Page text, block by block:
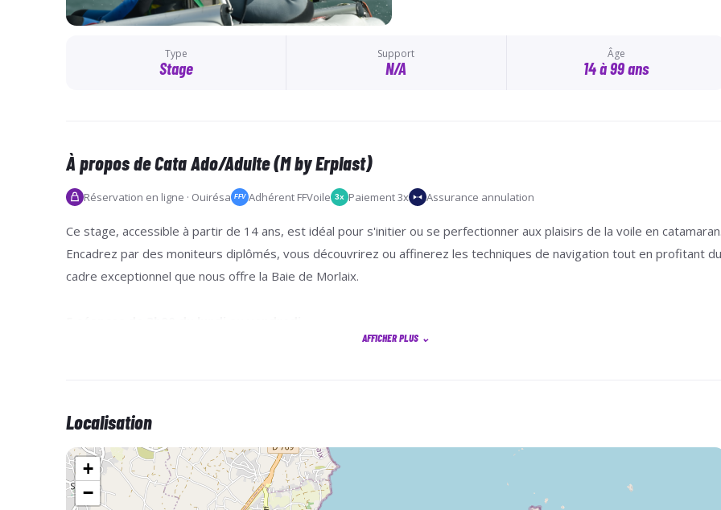
Type
Stage
Support
N/A
Âge
14 à 99 ans
À propos de Cata Ado/Adulte (M by Erplast)
Réservation en ligne · Ouirésa FFV Adhérent FFVoile 3x Paiement 3x Assurance annulation
Ce stage, accessible à partir de 14 ans, est idéal pour s'initier ou se perfectionner aux plaisirs de la voile en
Encadrez par des moniteurs diplômés, vous découvrirez ou affinerez les techniques de navigation tout en profitant du
cadre exceptionnel que nous offre la Baie de Morlaix.
Protection solaire.
Vêtements de rechange.
Coupe-vent.
Maillot de bain.
AFFICHER PLUS ⌄
Localisation
+
−